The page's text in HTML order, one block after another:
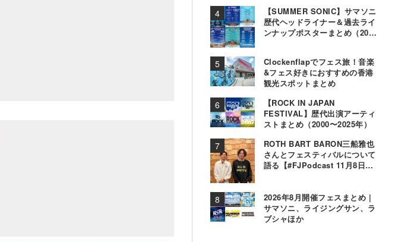
【SUMMER SONIC】サマソニ
歴代ヘッドライナー＆過去ライ
ンナップポスターまとめ（2000
Clockenflapでフェス旅！音楽
&フェス好きにおすすめの香港
観光スポットまとめ
【ROCK IN JAPAN
FESTIVAL】歴代出演アーティ
ストまとめ（2000〜2025年）
ROTH BART BARON三船雅也
さんとフェスティバルについて
語る【#FJPodcast 11月8日配
2026年8月開催フェスまとめ |
サマソニ、ライジングサン、ラ
ブシャほか